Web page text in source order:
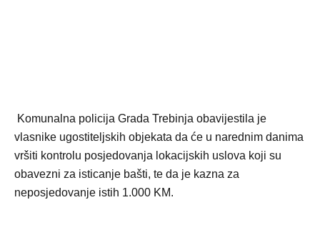
Komunalna policija Grada Trebinja obavijestila je
vlasnike ugostiteljskih objekata da će u narednim danima
vršiti kontrolu posjedovanja lokacijskih uslova koji su
obavezni za isticanje bašti, te da je kazna za
neposjedovanje istih 1.000 KM.